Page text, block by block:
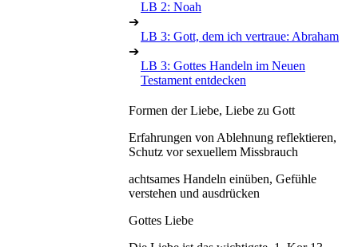
LB 2: Noah
➔
LB 3: Gott, dem ich vertraue: Abraham
➔
LB 3: Gottes Handeln im Neuen
Testament entdecken
Formen der Liebe, Liebe zu Gott
Erfahrungen von Ablehnung reflektieren,
Schutz vor sexuellem Missbrauch
achtsames Handeln einüben, Gefühle
verstehen und ausdrücken
Gottes Liebe